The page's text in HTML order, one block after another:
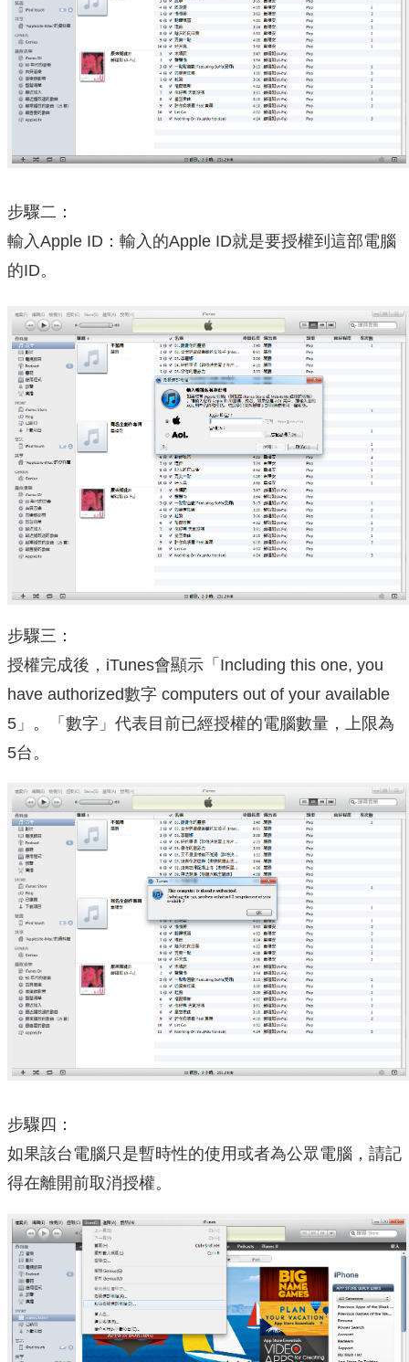
步驟二：
輸入Apple ID：輸入的Apple ID就是要授權到這部電腦
的ID。
步驟三：
授權完成後，iTunes會顯示「Including this one, you
have authorized數字 computers out of your available
5」。「數字」代表目前已經授權的電腦數量，上限為
5台。
步驟四：
如果該台電腦只是暫時性的使用或者為公眾電腦，請記
得在離開前取消授權。